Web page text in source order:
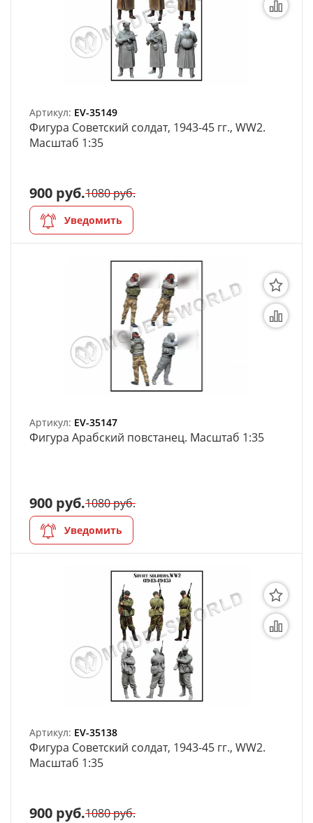
Готовые модели
Специальные товары
Торговое оборудование
Товары для школы
Модульное рабочее место
Полки под краску
Рабочая станция
Деревянные ламели
Рейки из ценных пород
Деревянные бруски
Шпон ценных пород
Основания под модели
Подставки под миниатюры
Деревянные 3D модели
Донышки для вязания
Нестандартные заготовки
Новогодние изделия
Дерево БАЛЬЗА и
Авиационная фанера
Модели из ФП смолы
Детские товары
Артикул: EV-35149
Фигура Советский солдат, 1943-45 гг., WW2.
Масштаб 1:35
900 руб.1080 руб.
Уведомить
Артикул: EV-35147
Фигура Арабский повстанец. Масштаб 1:35
900 руб.1080 руб.
Уведомить
Артикул: EV-35138
Фигура Советский солдат, 1943-45 гг., WW2.
Масштаб 1:35
900 руб.1080 руб.